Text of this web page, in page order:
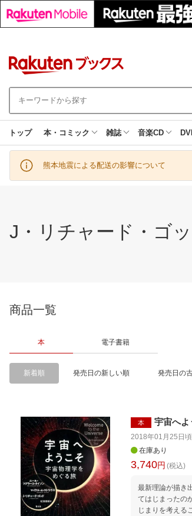
トップ 本・コミック 雑誌 音楽CD
熊本地震による配送の影響について
J・リチャード・ゴ
商品一覧
本 電子書籍
新着順 発売日の新しい順 発売日の
本 宇宙へよ
2018年01月25日頃
在庫あり
3,740円 (税込)
最新理論が描き
てはじまったの
じまりを考える